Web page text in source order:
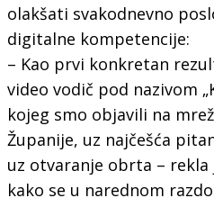
olakšati svakodnevno
digitalne kompetencije:
– Kao prvi konkretan
video vodič pod nazivom
kojeg smo objavili na
Županije, uz najčešća
uz otvaranje obrta –
kako se u narednom